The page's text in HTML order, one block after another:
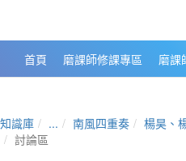
首頁 磨課師修課專區 磨課
知識庫 ... 南風四重奏
楊昊、
討論區